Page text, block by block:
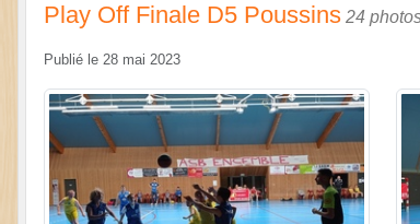
Play Off Finale D5 Poussins 24
Publié le 28 mai 2023